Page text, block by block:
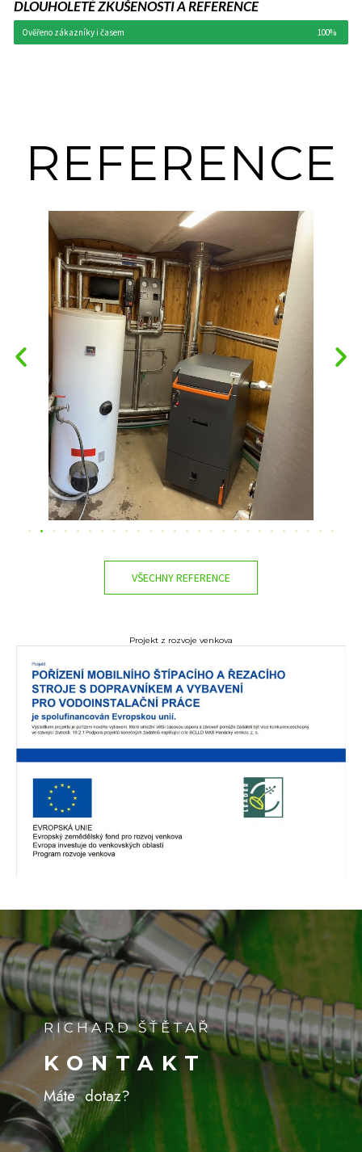
DLOUHOLETÉ ZKUŠENOSTI A REFERENCE
Ověřeno zákazníky i časem 100%
REFERENCE
VŠECHNY REFERENCE
Projekt z rozvoje venkova
RICHARD ŠŤĚTAŘ
KONTAKT
Máte dotaz?